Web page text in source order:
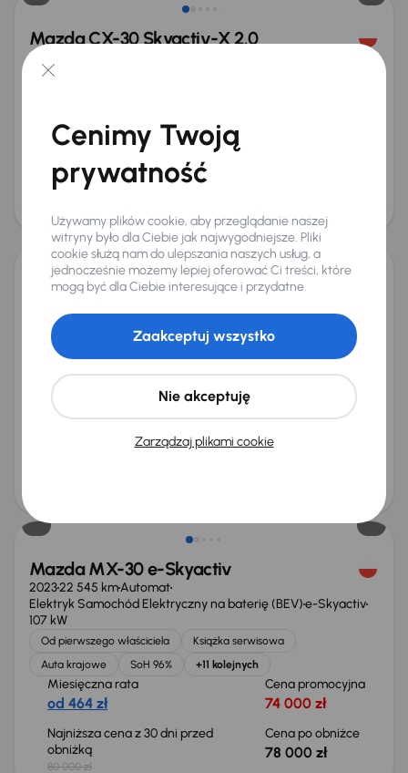
Mazda CX-30 Skyactiv-X 2.0
2022
137 kW
Miesięczna rata
Cena
Taniej o 1 000 zł
Mazda MX-30 e-Skyactiv
30 363 kmAutomat
Elektryk Samochód Elektryczny na baterię (BEV)
e-Skyactiv
107 kW
Auta krajowe
SoH 100% +9 kolejnych
Miesięczna rata Cena promocyjna
Mazda MX-30 e-Skyactiv
202322 545 kmAutomat
Elektryk Samochód Elektryczny na baterię (BEV)e-Skyactiv
107 kW
Od pierwszego właściciela
Książka serwisowa
Auta krajowe
SoH 96% +11 kolejnych
Miesięczna rata
od 464 zł
Cena promocyjna
74 000 zł
Najniższa cena z 30 dni przed
obniżką
80 000 zł
Cena po obniżce
78 000 zł
Cenimy Twoją
prywatność
Używamy plików cookie, aby przeglądanie naszej
witryny było dla Ciebie jak najwygodniejsze. Pliki
cookie służą nam do ulepszania naszych usług, a
jednocześnie możemy lepiej oferować Ci treści, które
mogą być dla Ciebie interesujące i przydatne.
Zarządzaj plikami cookie
Nie akceptuję
Zaakceptuj wszystko